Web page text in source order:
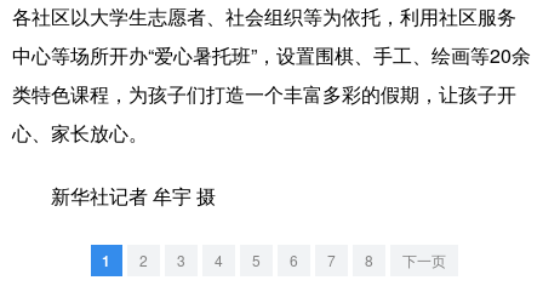
文化产业
地方频道
北京 天津
辽宁
各社区以大学生志愿者、社会组织等为依托，利用社区服务
中心等场所开办“爱心暑托班”，设置围棋、手工、绘画等20余
类特色课程，为孩子们打造一个丰富多彩的假期，让孩子开
心、家长放心。
新华社记者 牟宇 摄
1 2 3 4 5 6 7 8 下一页